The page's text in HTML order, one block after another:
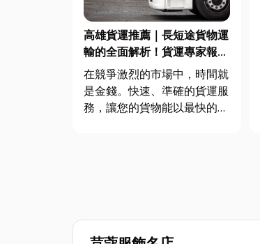
高雄貨運推薦｜長短途貨物運
輸的全面解析！貨運專家報乎
你知
在競爭激烈的市場中，時間就
是金錢。快速、準確的貨運服
務，讓您的貨物能以最快的速
呢？這...